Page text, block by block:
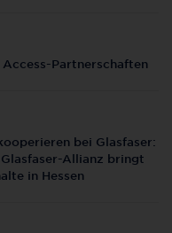
Partnerschaften
bei Glasfaser:
Allianz bringt
in Hessen